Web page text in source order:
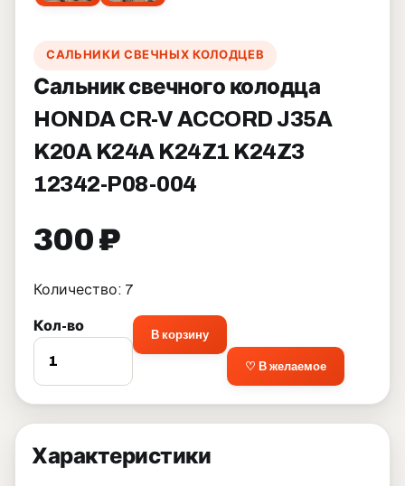
САЛЬНИКИ СВЕЧНЫХ КОЛОДЦЕВ
Сальник свечного колодца
HONDA CR-V ACCORD J35A
K20A K24A K24Z1 K24Z3
12342-P08-004
300 ₽
Количество: 7
Кол-во
В корзину
♡ В желаемое
Характеристики